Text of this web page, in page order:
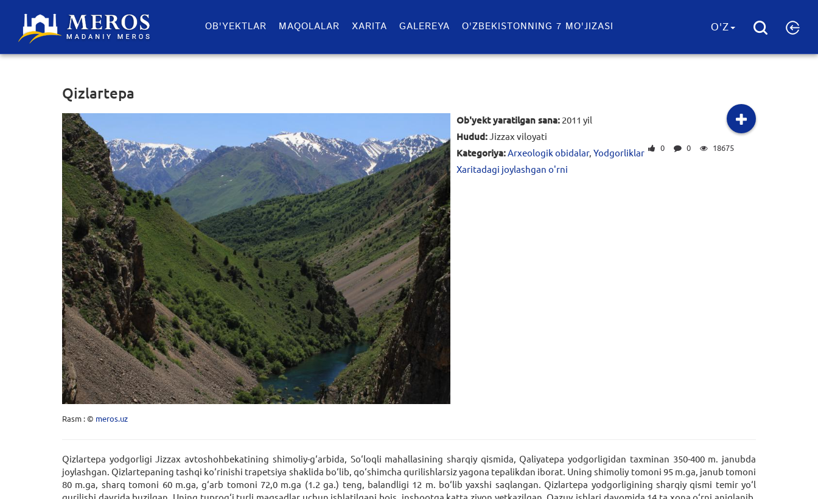
OB'YEKTLAR​ MAQOLALAR XARITA GALEREYA O'ZBEKISTONNING 7 MO'JIZASI O'Z
Qizlartepa
Rasm : © meros.uz
Ob'yekt yaratilgan sana:2011 yil
Hudud:Jizzax viloyati
Kategoriya:Arxeologik obidalar, Yodgorliklar
Xaritadagi joylashgan o'rni
0 0 18675
Qizlartepa yodgorligi Jizzax avtoshohbekatining shimoliy-g‘arbida, So‘loqli mahallasining sharqiy qismida, Qaliyatepa yodgorligidan taxminan 350-400 m. janubda
joylashgan. Qizlartepaning tashqi ko‘rinishi trapetsiya shaklida bo‘lib, qo‘shimcha qurilishlarsiz yagona tepalikdan iborat. Uning shimoliy tomoni 95 m.ga, janub tomoni
80 m.ga, sharq tomoni 60 m.ga, g‘arb tomoni 72,0 m.ga (1.2 ga.) teng, balandligi 12 m. bo‘lib yaxshi saqlangan. Qizlartepa yodgorligining sharqiy qismi temir yo‘l